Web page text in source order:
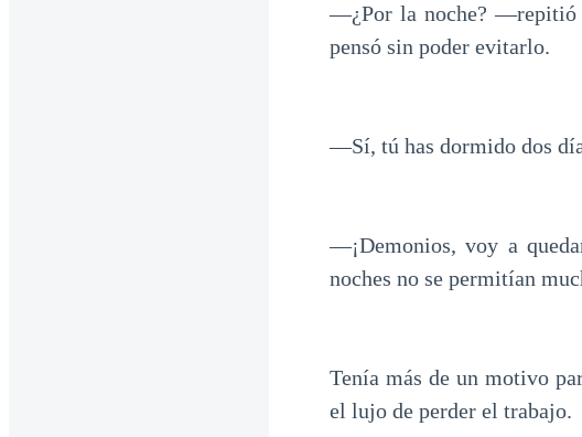
—¿Por la noche? —repitió
pensó sin poder evitarlo.
—Sí, tú has dormido dos
—¡Demonios, voy a
noches no se permitían
Tenía más de un motivo
el lujo de perder el trabajo.